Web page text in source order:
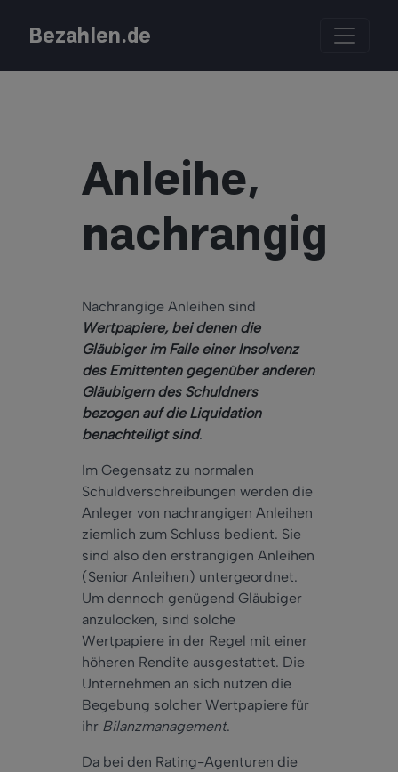
Bezahlen.de
Anleihe,
nachrangige
Nachrangige Anleihen sind
Wertpapiere, bei denen die
Gläubiger im Falle einer Insolvenz
des Emittenten gegenüber anderen
Gläubigern des Schuldners
bezogen auf die Liquidation
benachteiligt sind.
Im Gegensatz zu normalen
Schuldverschreibungen werden die
Anleger von nachrangigen Anleihen
ziemlich zum Schluss bedient. Sie
sind also den erstrangigen Anleihen
(Senior Anleihen) untergeordnet.
Um dennoch genügend Gläubiger
anzulocken, sind solche
Wertpapiere in der Regel mit einer
höheren Rendite ausgestattet. Die
Unternehmen an sich nutzen die
Begebung solcher Wertpapiere für
ihr Bilanzmanagement.
Da bei den Rating-Agenturen die